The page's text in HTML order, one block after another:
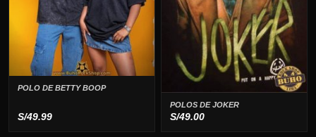
POLO DE BETTY BOOP
S/49.99
POLOS DE JOKER
S/49.00